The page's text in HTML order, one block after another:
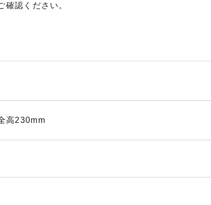
認ください。
高230mm